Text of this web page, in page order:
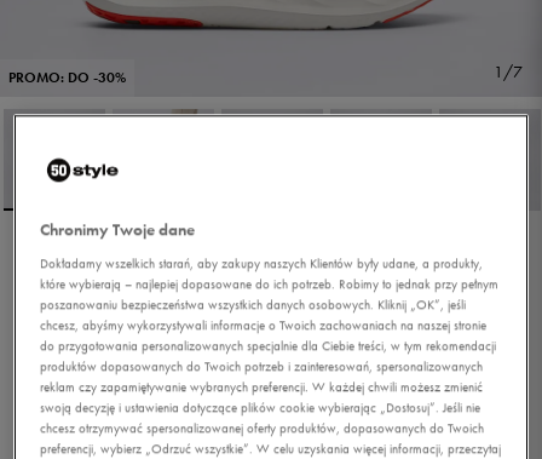
PROMO: DO -30% 1/7
UNDER ARMOUR BGS
SPEED SWIFT
5.0(3)
139,99zł -10% (cena bezpośrednio przed promocją)
132,79zł -5%(najniższa cena z 30 dni przed obniżką)
125,99złz Vat
Chronimy Twoje dane
Dokładamy wszelkich starań, aby zakupy naszych Klientów były udane, a produkty,
które wybierają – najlepiej dopasowane do ich potrzeb. Robimy to jednak przy pełnym
poszanowaniu bezpieczeństwa wszystkich danych osobowych. Kliknij „OK”, jeśli
chcesz, abyśmy wykorzystywali informacje o Twoich zachowaniach na naszej stronie
do przygotowania personalizowanych specjalnie dla Ciebie treści, w tym rekomendacji
produktów dopasowanych do Twoich potrzeb i zainteresowań, spersonalizowanych
reklam czy zapamiętywanie wybranych preferencji. W każdej chwili możesz zmienić
swoją decyzję i ustawienia dotyczące plików cookie wybierając „Dostosuj”. Jeśli nie
chcesz otrzymywać spersonalizowanej oferty produktów, dopasowanych do Twoich
preferencji, wybierz „Odrzuć wszystkie”. W celu uzyskania więcej informacji, przeczytaj